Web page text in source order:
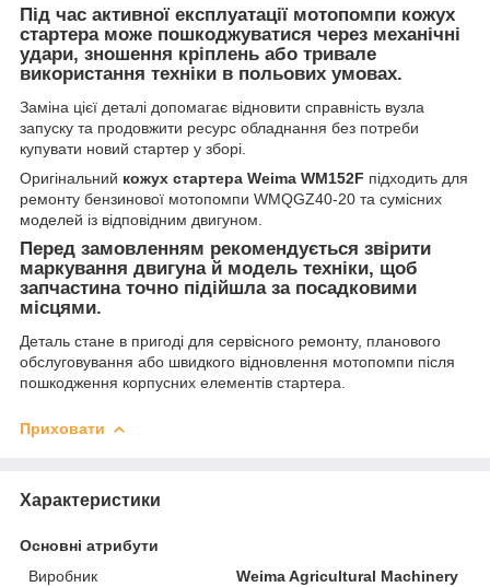
Під час активної експлуатації мотопомпи кожух
стартера може пошкоджуватися через механічні
удари, зношення кріплень або тривале
використання техніки в польових умовах.
Заміна цієї деталі допомагає відновити справність вузла
запуску та продовжити ресурс обладнання без потреби
купувати новий стартер у зборі.
Оригінальний кожух стартера Weima WM152F підходить для
ремонту бензинової мотопомпи WMQGZ40-20 та сумісних
моделей із відповідним двигуном.
Перед замовленням рекомендується звірити
маркування двигуна й модель техніки, щоб
запчастина точно підійшла за посадковими
місцями.
Деталь стане в пригоді для сервісного ремонту, планового
обслуговування або швидкого відновлення мотопомпи після
пошкодження корпусних елементів стартера.
Приховати
Характеристики
Основні атрибути
Виробник
Weima Agricultural Machinery